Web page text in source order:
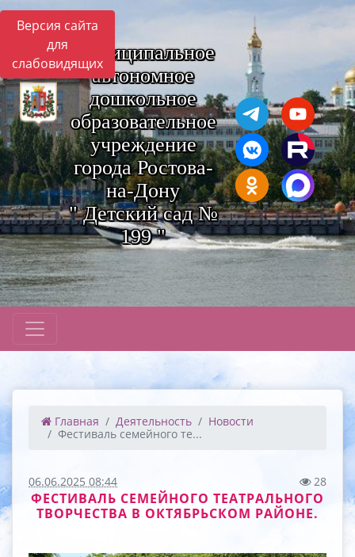
Версия сайта
для
слабовидящихМуниципальное
автономное
дошкольное
образовательное
учреждение
города Ростова-
на-Дону
" Детский сад №
199 "
Главная Деятельность
Новости
Фестиваль семейного те...
06.06.2025 08:44 28
ФЕСТИВАЛЬ СЕМЕЙНОГО ТЕАТРАЛЬНОГО
ТВОРЧЕСТВА В ОКТЯБРЬСКОМ РАЙОНЕ.